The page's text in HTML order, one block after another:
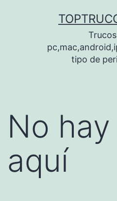
tipo de
No
aquí